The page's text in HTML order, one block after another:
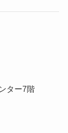
ター7階